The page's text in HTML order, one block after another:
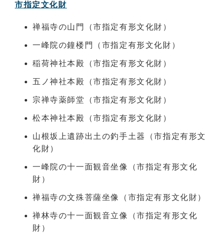
市指定文化財
禅福寺の山門（市指定有形文化財）
一峰院の鐘楼門（市指定有形文化財）
稲荷神社本殿（市指定有形文化財）
五ノ神社本殿（市指定有形文化財）
宗禅寺薬師堂（市指定有形文化財）
松本神社本殿（市指定有形文化財）
山根坂上遺跡出土の釣手土器（市指定有形文
化財）
一峰院の十一面観音坐像（市指定有形文化
財）
禅福寺の文殊菩薩坐像（市指定有形文化財）
禅林寺の十一面観音立像（市指定有形文化
財）